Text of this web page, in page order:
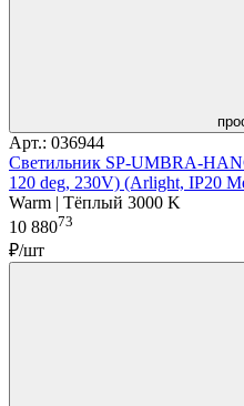
Арт.: 036944
Светильник SP-UMBRA-
120 deg, 230V) (Arlight, IP20
Warm | Тёплый 3000 K
10 88073
₽/шт